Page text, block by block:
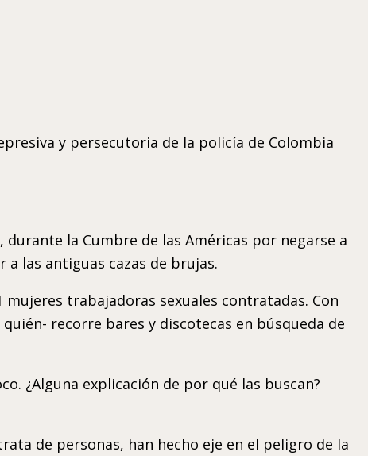
y persecutoria de la policía de Colombia
la Cumbre de las Américas por negarse a
las antiguas cazas de brujas.
trabajadoras sexuales contratadas. Con
recorre bares y discotecas en búsqueda de
¿Alguna explicación de por qué las buscan?
de personas, han hecho eje en el peligro de la